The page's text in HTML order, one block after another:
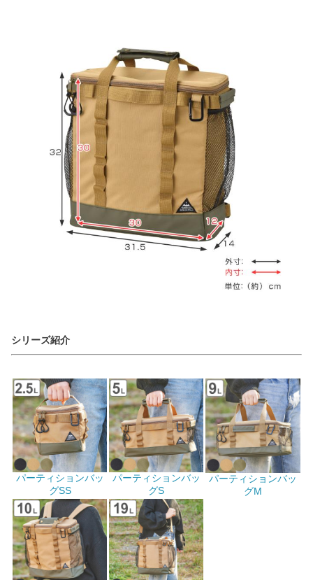
シリーズ紹介
パーティションバッ
グSS
パーティションバッ
グS
パーティションバッ
グM